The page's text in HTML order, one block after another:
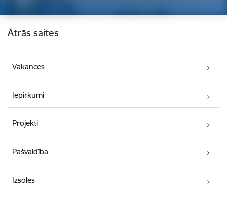
Kājene
Ātrās saites
Vakances
Iepirkumi
Projekti
Pašvaldība
Izsoles